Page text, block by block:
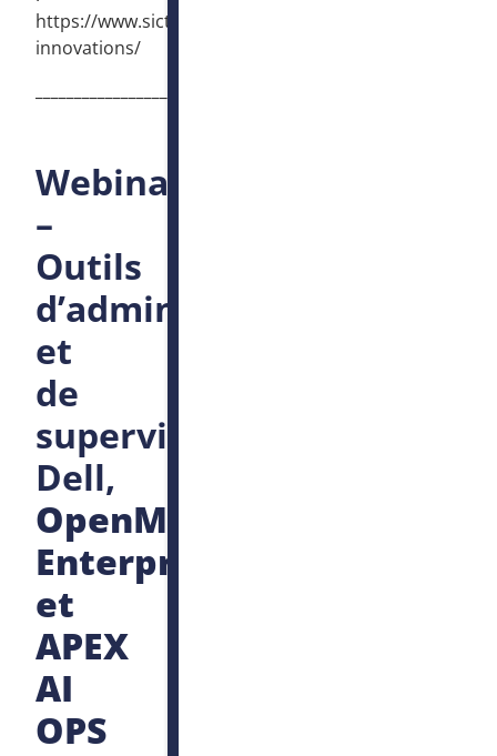
https://www.sictiam.fr/evenements/communication-
innovations/
Webinaire
–
Outils
d’administration
et
de
supervision
Dell,
OpenManage
Enterprise
et
APEX
AI
OPS